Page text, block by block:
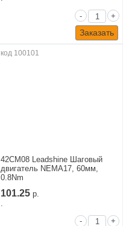
-
+
Заказать
код 100101
42CM08 Leadshine Шаговый
двигатель NEMA17, 60мм,
0.8Nm
101.25 р.
-
+